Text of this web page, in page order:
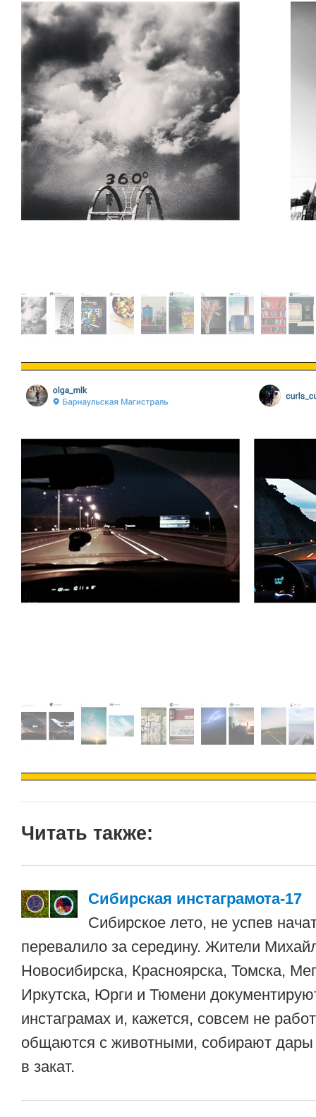
Читать также:
Сибирская инстаграмота-17
Сибирское лето, не успев
перевалило за середину. Жители
Новосибирска, Красноярска, Томска,
Иркутска, Юрги и Тюмени
инстаграмах и, кажется, совсем не
общаются с животными, собирают
в закат.